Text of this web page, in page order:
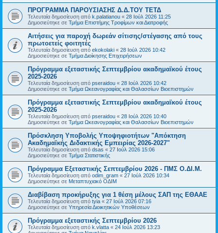
ΠΡΟΓΡΑΜΜΑ ΠΑΡΟΥΣΙΑΣΗΣ Δ.Δ.ΤΟΥ ΤΕΤΔ
Τελευταία δημοσίευση από k.palatianou « 28 Ιούλ 2026 11:25
Δημοσιεύτηκε σε Τμήμα Επιστήμης Τροφίμων και Διατροφής
Αιτήσεις για παροχή δωρεάν σίτισης/στέγασης από τους
πρωτοετείς φοιτητές
Τελευταία δημοσίευση από ekokolaki « 28 Ιούλ 2026 10:42
Δημοσιεύτηκε σε Τμήμα Διοίκησης Επιχειρήσεων
Πρόγραμμα εξεταστικής Σεπτεμβρίου ακαδημαϊκού έτους
2025-2026
Τελευταία δημοσίευση από pseraidou « 28 Ιούλ 2026 10:42
Δημοσιεύτηκε σε Τμήμα Ωκεανογραφίας και Θαλασσίων Βιοεπιστημών
Πρόγραμμα εξεταστικής Σεπτεμβρίου ακαδημαϊκού έτους
2025-2026
Τελευταία δημοσίευση από pseraidou « 28 Ιούλ 2026 10:40
Δημοσιεύτηκε σε Τμήμα Ωκεανογραφίας και Θαλασσίων Βιοεπιστημών
Πρόσκληση Υποβολής Υποψηφιοτήτων "Απόκτηση
Ακαδημαϊκής Διδακτικής Εμπειρίας 2026-2027"
Τελευταία δημοσίευση από dsas « 27 Ιούλ 2026 15:06
Δημοσιεύτηκε σε Τμήμα Στατιστικής
Πρόγραμμα Εξεταστικής Σεπτεμβρίου 2026 - ΠΜΣ Ο.ΔΙ.Μ.
Τελευταία δημοσίευση από odim_gram « 27 Ιούλ 2026 10:34
Δημοσιεύτηκε σε Μεταπτυχιακό ΟΔΙΜ
Διαβίβαση προκήρυξης για 1 θέση μέλους ΣΑΠ της ΕΘΑΑΕ
Τελευταία δημοσίευση από tyia « 27 Ιούλ 2026 07:16
Δημοσιεύτηκε σε Υπηρεσία Διοικητικών Υποθέσεων
Πρόγραμμα εξεταστικής Σεπτεμβρίου 2026
Τελευταία δημοσίευση από k.vlatta « 24 Ιούλ 2026 13:23